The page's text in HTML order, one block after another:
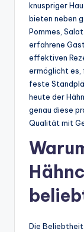
knuspriger
bieten neben
Pommes,
erfahrene
effektiven
ermöglicht es,
feste
heute der
genau diese
Qualität mit
Die